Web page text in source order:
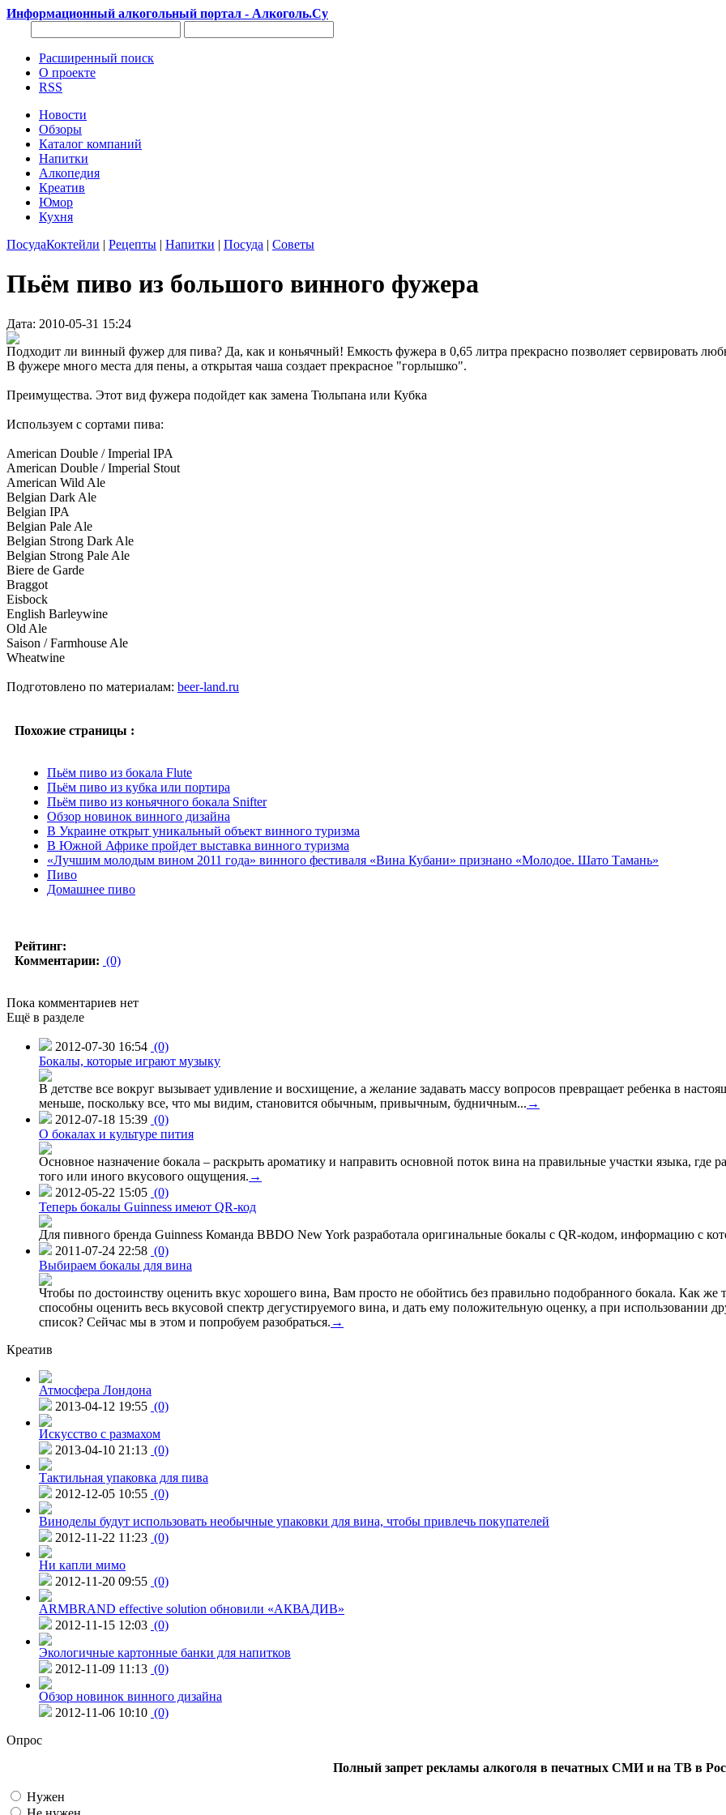
Информационный алкогольный портал - Алкоголь.Су
Расширенный поиск
О проекте
RSS
Новости
Обзоры
Каталог компаний
Напитки
Алкопедия
Креатив
Юмор
Кухня
ПосудаКоктейли | Рецепты | Напитки | Посуда | Советы
Пьём пиво из большого винного фужера
Дата: 2010-05-31 15:24
Подходит ли винный фужер для пива? Да, как и коньячный! Емкость фужера в 0,65 литра прекрасно позволяет сервировать
В фужере много места для пены, а открытая чаша создает прекрасное "горлышко".
Преимущества. Этот вид фужера подойдет как замена Тюльпана или Кубка
Используем с сортами пива:
American Double / Imperial IPA
American Double / Imperial Stout
American Wild Ale
Belgian Dark Ale
Belgian IPA
Belgian Pale Ale
Belgian Strong Dark Ale
Belgian Strong Pale Ale
Biere de Garde
Braggot
Eisbock
English Barleywine
Old Ale
Saison / Farmhouse Ale
Wheatwine
Подготовлено по материалам: beer-land.ru
Похожие страницы :
Пьём пиво из бокала Flute
Пьём пиво из кубка или портира
Пьём пиво из коньячного бокала Snifter
Обзор новинок винного дизайна
В Украине открыт уникальный объект винного туризма
В Южной Африке пройдет выставка винного туризма
«Лучшим молодым вином 2011 года» винного фестиваля «Вина Кубани» признано «Молодое. Шато Тамань»
Пиво
Домашнее пиво
Рейтинг:
Комментарии: (0)
Пока комментариев нет
Ещё в разделе
2012-07-30 16:54 (0)
Бокалы, которые играют музыку
В детстве все вокруг вызывает удивление и восхищение, а желание задавать массу вопросов превращает ребенка в
меньше, поскольку все, что мы видим, становится обычным, привычным, будничным... →
2012-07-18 15:39 (0)
О бокалах и культуре пития
Основное назначение бокала – раскрыть ароматику и направить основной поток вина на правильные участки языка, где
того или иного вкусового ощущения. →
2012-05-22 15:05 (0)
Теперь бокалы Guinness имеют QR-код
Для пивного бренда Guinness Команда BBDO New York разработала оригинальные бокалы с QR-кодом, информацию с
2011-07-24 22:58 (0)
Выбираем бокалы для вина
Чтобы по достоинству оценить вкус хорошего вина, Вам просто не обойтись без правильно подобранного бокала. Как
способны оценить весь вкусовой спектр дегустируемого вина, и дать ему положительную оценку, а при использовании
список? Сейчас мы в этом и попробуем разобраться. →
Креатив
Атмосфера Лондона
2013-04-12 19:55 (0)
Искусство с размахом
2013-04-10 21:13 (0)
Тактильная упаковка для пива
2012-12-05 10:55 (0)
Виноделы будут использовать необычные упаковки для вина, чтобы привлечь покупателей
2012-11-22 11:23 (0)
Ни капли мимо
2012-11-20 09:55 (0)
ARMBRAND effective solution обновили «АКВАДИВ»
2012-11-15 12:03 (0)
Экологичные картонные банки для напитков
2012-11-09 11:13 (0)
Обзор новинок винного дизайна
2012-11-06 10:10 (0)
Опрос
Полный запрет рекламы алкоголя в печатных СМИ и на ТВ в
Нужен